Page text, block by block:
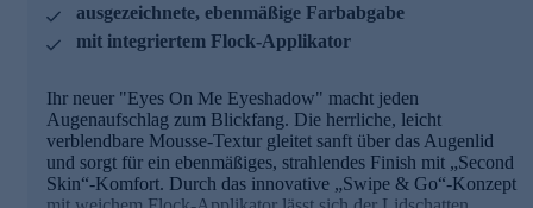
ausgezeichnete, ebenmäßige Farbabgabe
mit integriertem Flock-Applikator
Ihr neuer "Eyes On Me Eyeshadow" macht jeden
Augenaufschlag zum Blickfang. Die herrliche, leicht
verblendbare Mousse-Textur gleitet sanft über das Augenlid
und sorgt für ein ebenmäßiges, strahlendes Finish mit „Second
Skin“-Komfort. Durch das innovative „Swipe & Go“-Konzept